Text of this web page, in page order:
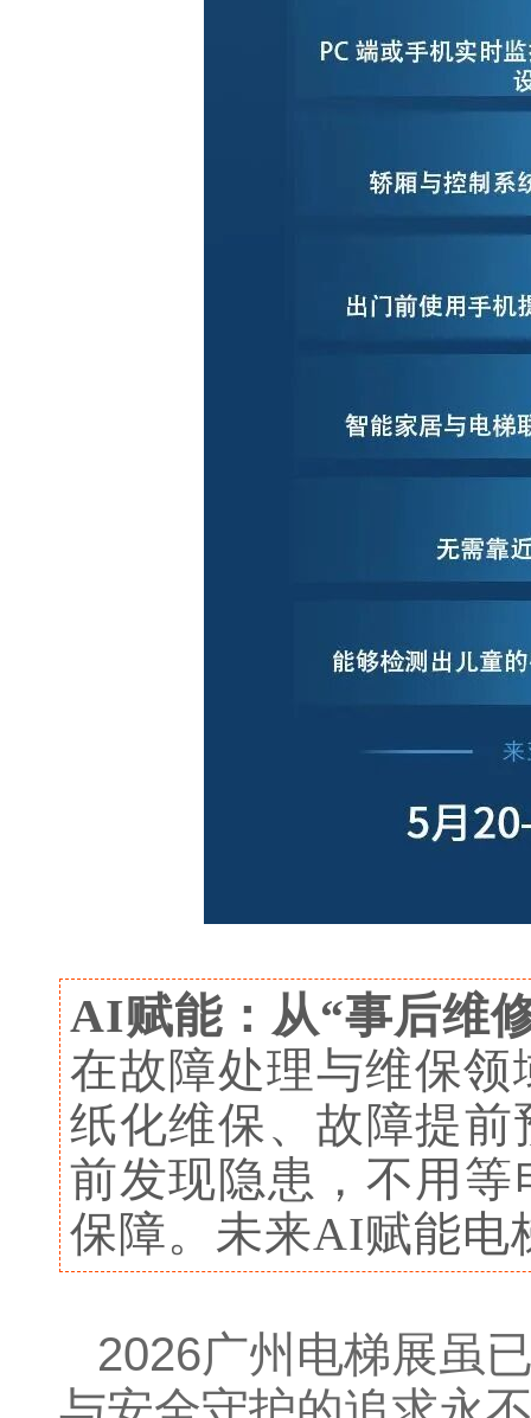
AI赋能：从“事后维
在故障处理与维保
纸化维保、故障提
前发现隐患，不用
保障。未来AI赋能电
2026广州电梯展虽